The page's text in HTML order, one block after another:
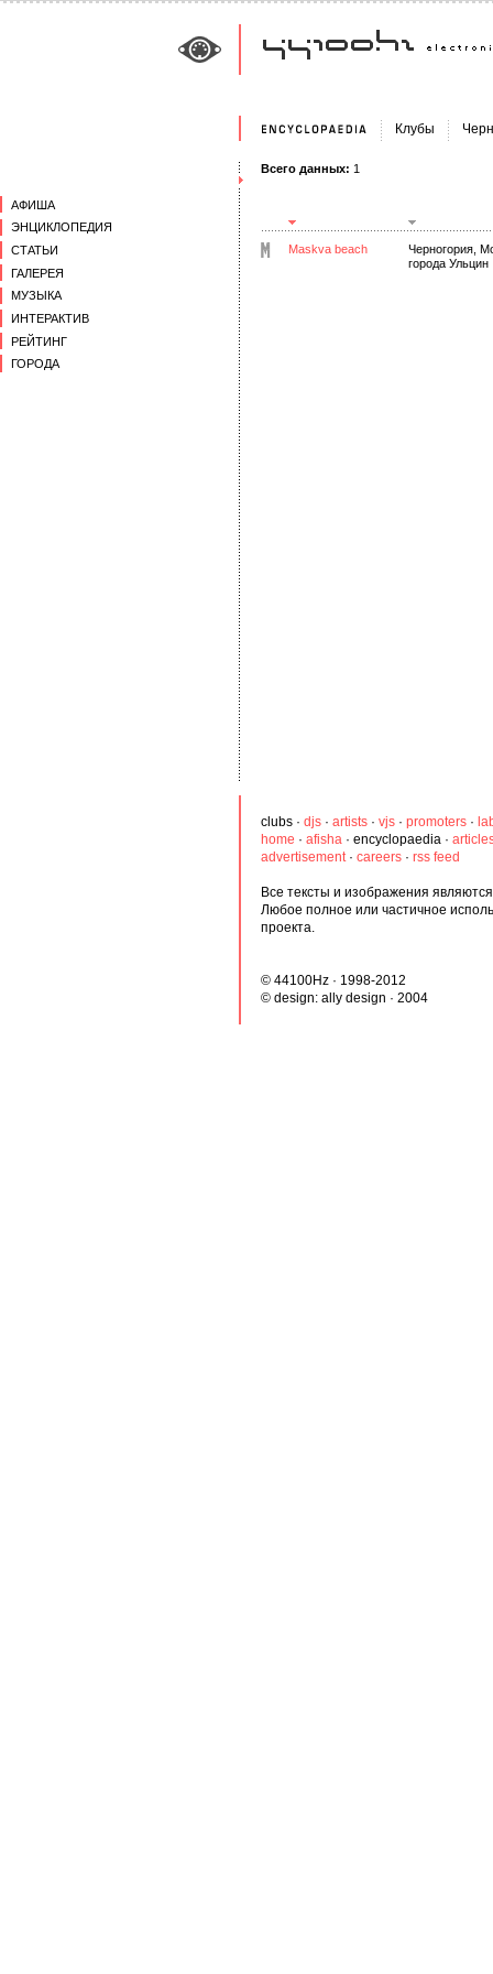
АФИША
ЭНЦИКЛОПЕДИЯ
СТАТЬИ
ГАЛЕРЕЯ
МУЗЫКА
ИНТЕРАКТИВ
РЕЙТИНГ
ГОРОДА
Клубы
Всего данных: 1
Maskva beach
Черногория,
города Ульцин
clubs · djs · artists · vjs · promoters ·
home · afisha · encyclopaedia ·
advertisement· careers · rss feed
Все тексты и изображения
Любое полное или частичное
проекта.
© 44100Hz · 1998-2012
© design: ally design · 2004